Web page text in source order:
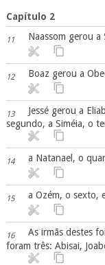
Capítulo 2
11 Naassom gerou a
12 Boaz gerou a
13
Jessé gerou a
segundo, a Siméia, o
14 a Natanael, o
15 a Ozém, o sexto,
16
As irmãs destes
foram três: Abisai,